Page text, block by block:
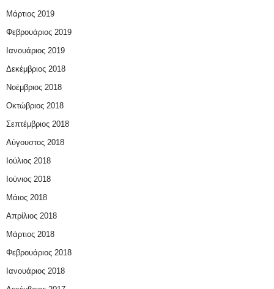
Μάρτιος 2019
Φεβρουάριος 2019
Ιανουάριος 2019
Δεκέμβριος 2018
Νοέμβριος 2018
Οκτώβριος 2018
Σεπτέμβριος 2018
Αύγουστος 2018
Ιούλιος 2018
Ιούνιος 2018
Μάιος 2018
Απρίλιος 2018
Μάρτιος 2018
Φεβρουάριος 2018
Ιανουάριος 2018